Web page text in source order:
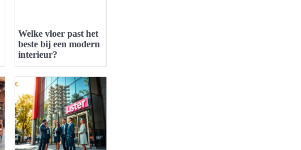
Welke vloer past het
beste bij een modern
interieur?